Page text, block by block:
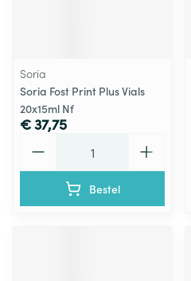
Soria
Soria Fost Print Plus Vials
20x15ml Nf
€ 37,75
Bestel